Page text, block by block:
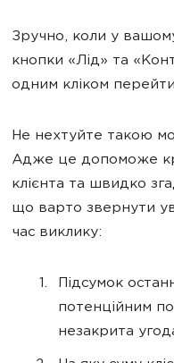
Зручно, коли у
кнопки «Лід» та
одним кліком
Не нехтуйте такою
Адже це допоможе
клієнта та швидко
що варто звернути
час виклику:
Підсумок
потенційним
незакрита